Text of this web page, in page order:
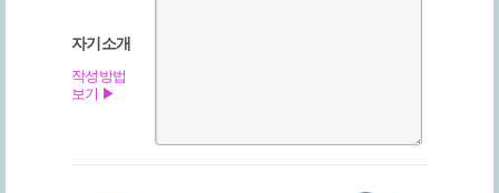
자기소개
작성방법
보기 ▶